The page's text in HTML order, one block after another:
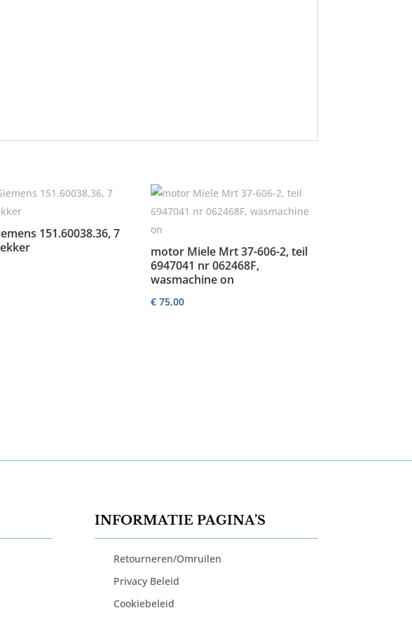
151.60038.36, 7
motor Miele Mrt 37-606-2, teil
6947041 nr 062468F,
wasmachine on
€ 75,00
INFORMATIE PAGINA’S
Retourneren/Omruilen
Privacy Beleid
Cookiebeleid